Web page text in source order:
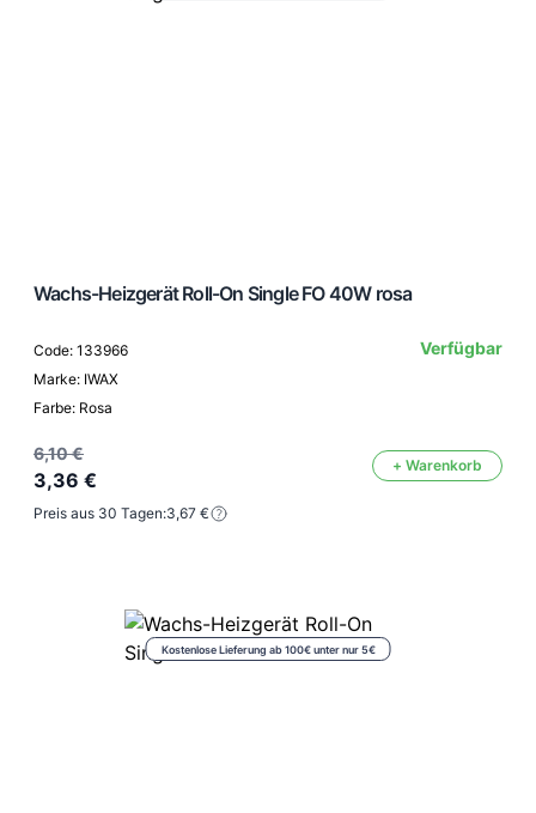
Wachs-Heizgerät Roll-On Single FO 40W rosa
Code: 133966
Marke: IWAX
Farbe: Rosa
Verfügbar
6,10 €
3,36 €
+ Warenkorb
Preis aus 30 Tagen:3,67 €
Kostenlose Lieferung ab 100€ unter nur 5€